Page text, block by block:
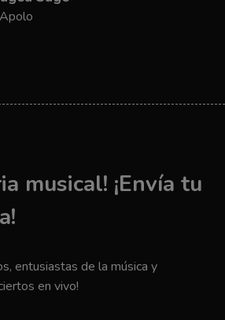
musical! ¡Envía tu
entusiastas de la música y
en vivo!